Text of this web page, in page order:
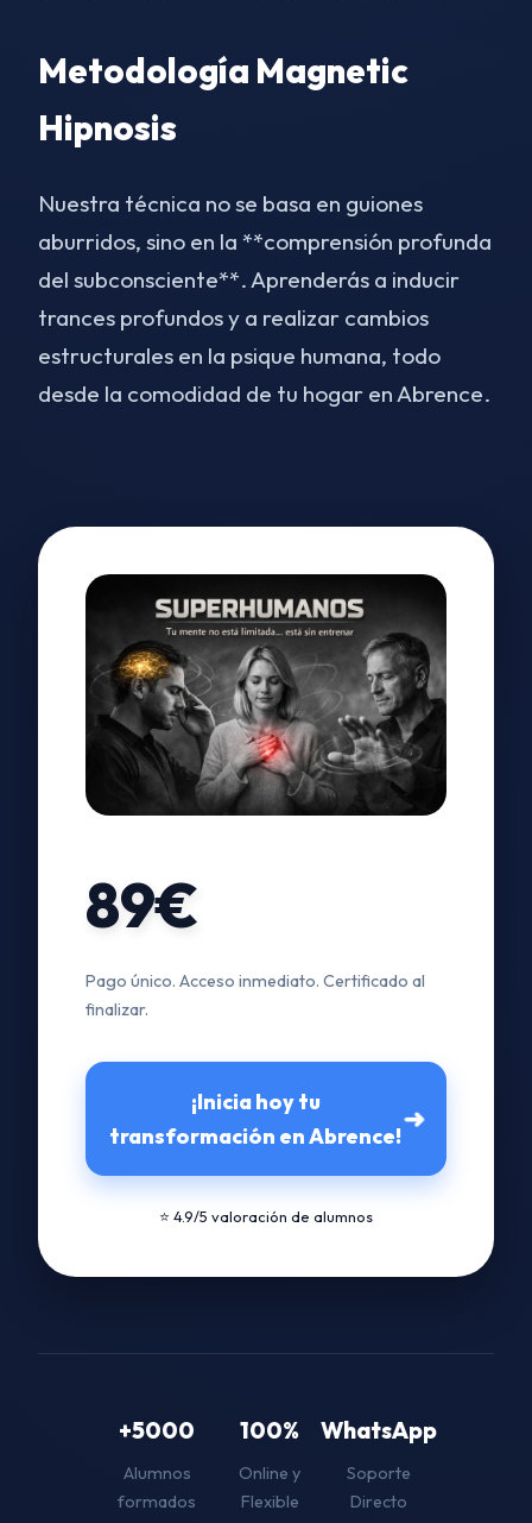
Metodología Magnetic
Hipnosis
Nuestra técnica no se basa en guiones
aburridos, sino en la **comprensión profunda
del subconsciente**. Aprenderás a inducir
trances profundos y a realizar cambios
estructurales en la psique humana, todo
desde la comodidad de tu hogar en Abrence.
89€
Pago único. Acceso inmediato. Certificado al
finalizar.
¡Inicia hoy tu
transformación en Abrence!
➜
⭐ 4.9/5 valoración de alumnos
+5000
Alumnos
formados
100%
Online y
Flexible
WhatsApp
Soporte
Directo